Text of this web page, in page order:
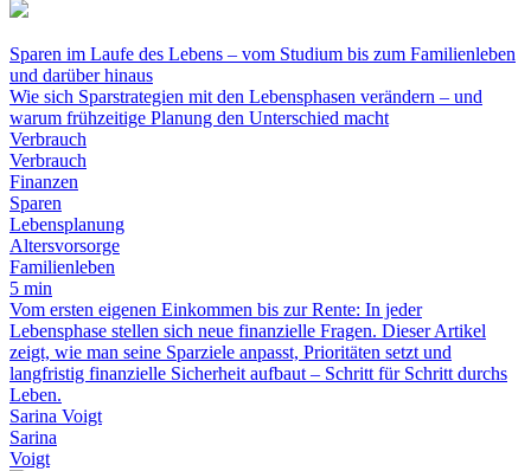
Sparen im Laufe des Lebens – vom Studium bis zum Familienleben
und darüber hinaus
Wie sich Sparstrategien mit den Lebensphasen verändern – und
warum frühzeitige Planung den Unterschied macht
Verbrauch
Verbrauch
Finanzen
Sparen
Lebensplanung
Altersvorsorge
Familienleben
5 min
Vom ersten eigenen Einkommen bis zur Rente: In jeder
Lebensphase stellen sich neue finanzielle Fragen. Dieser Artikel
zeigt, wie man seine Sparziele anpasst, Prioritäten setzt und
langfristig finanzielle Sicherheit aufbaut – Schritt für Schritt durchs
Leben.
Sarina Voigt
Sarina
Voigt